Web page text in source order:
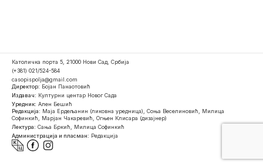
Католичка порта 5, 21000 Нови Сад, Србија
(+381) 021/524-584
casopispolja@gmail.com
Директор: Бојан Панаотовић
Издавач: Културни центар Новог Сада
Уредник: Ален Бешић
Редакција: Маја Ердељанин (ликовна уредница), Соња Веселиновић, Милица
Софинкић, Марјан Чакаревић, Огњен Клисара (дизајнер)
Лектура: Сања Бркић, Милица Софинкић
Администрација и пласман: Редакција